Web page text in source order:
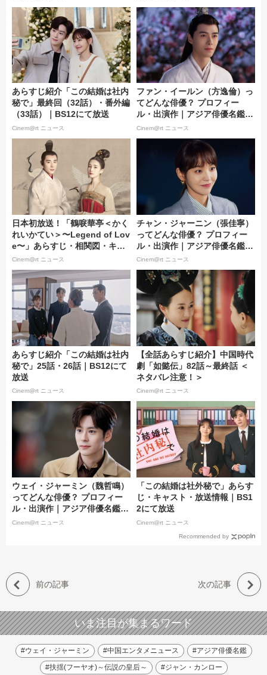
あらすじ紹介「この結婚は社内
秘で」最終回（32話）・番外編
（33話）｜BS12にて放送
Cinem@rt ニュース
ファン・イールン（方逸倫）っ
てどんな俳優？ プロフィー
ル・出演作｜アジア俳優名鑑
＃153
Cinem@rt ニュース
日本初放送！「鶴唳華亭＜かく
れいかてい＞〜Legend of Lov
e〜」あらすじ・相関図・キャ
スト・みどころ解説｜チャンネ
ル銀河にて10/18スタート
Cinem@rt ニュース
チャン・ジャーニン（張佳寧）
ってどんな俳優？ プロフィー
ル・出演作｜アジア俳優名鑑 #
179
Cinem@rt ニュース
あらすじ紹介「この結婚は社内
秘で」25話・26話｜BS12にて
放送
Cinem@rt ニュース
【全話あらすじ紹介】中国時代
劇「如懿伝」82話～最終話 ＜
ネタバレ注意！＞
Cinem@rt ニュース
ウェイ・ジャーミン（魏哲鳴）
ってどんな俳優？ プロフィー
ル・出演作｜アジア俳優名鑑 #
160
Cinem@rt ニュース
「この結婚は社外秘で」あらす
じ・キャスト・放送情報｜BS1
2にて放送
Cinem@rt ニュース
Recommended by
前の記事 次の記事
いま注目が集まるワード
#ウェイ・ジャーミン #中国エンタメニュース
#アジア俳優名鑑
#扶揺(フーヤオ)～伝説の皇后～
#ジャン・カンロー